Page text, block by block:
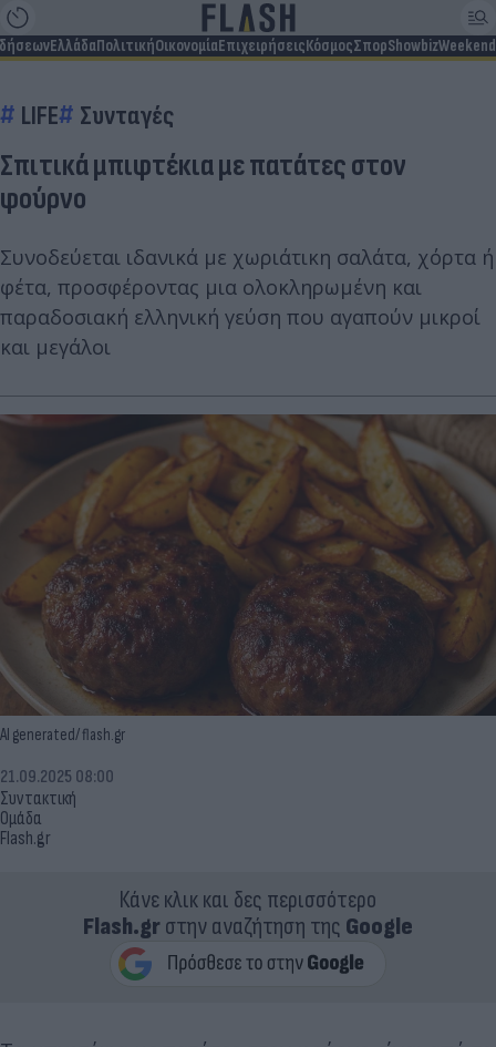
ΕλλάδαΠολιτικήΟικονομίαΕπιχειρήσειςΚόσμοςΣπορShowbizWeekend
LIFE Συνταγές
Σπιτικά μπιφτέκια με πατάτες στον
φούρνο
Συνοδεύεται ιδανικά με χωριάτικη σαλάτα, χόρτα ή
φέτα, προσφέροντας μια ολοκληρωμένη και
παραδοσιακή ελληνική γεύση που αγαπούν μικροί
και μεγάλοι
AI generated/ flash.gr
Συντακτική
Ομάδα
Flash.gr
21.09.2025 08:00
Κάνε κλικ και δες περισσότερο
Flash.grστην αναζήτηση της Google